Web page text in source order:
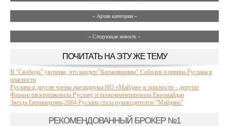
» Архив категории «
» Следующая новость »
ПОЧИТАТЬ НА ЭТУ ЖЕ ТЕМУ
В "Свобода" уверены, что нардеп "Батькивщины" Соболев и певица Руслана в
опасности
Руслана и другие члены президиума НО «Майдан» в опасности – депутат
Фарион раскритиковала Руслану и прокомментировала Евромайдан
Звезда Евровидения-2004 Руслана стала руководителем "Майдана"
РЕКОМЕНДОВАННЫЙ БРОКЕР №1